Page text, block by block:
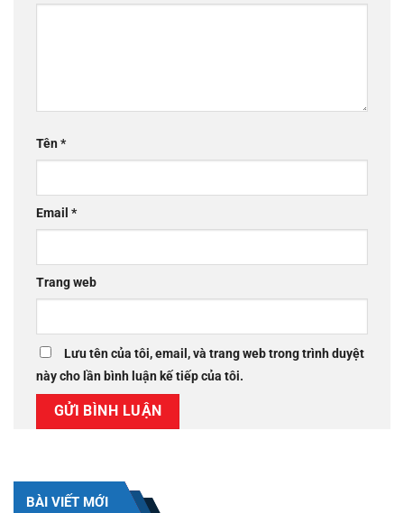
Tên*
Email *
Trang web
Lưu tên của tôi, email, và trang web trong trình duyệt
này cho lần bình luận kế tiếp của tôi.
BÀI VIẾT MỚI